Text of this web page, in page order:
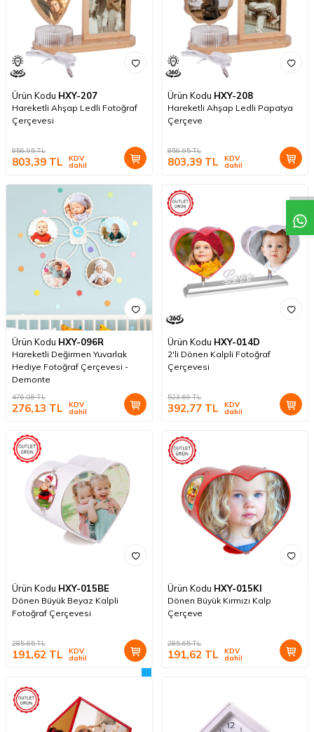
Ürün Kodu HXY-207
Hareketli Ahşap Ledli Fotoğraf
Çerçevesi
856,95TL
803,39 TL KDV
dahil
Ürün Kodu HXY-208
Hareketli Ahşap Ledli Papatya
Çerçeve
856,95TL
803,39 TL KDV
dahil
Ürün Kodu HXY-096R
Hareketli Değirmen Yuvarlak
Hediye Fotoğraf Çerçevesi -
Demonte
476,08TL
276,13 TL KDV
dahil
Ürün Kodu HXY-014D
2'li Dönen Kalpli Fotoğraf
Çerçevesi
523,69TL
392,77 TL KDV
dahil
Ürün Kodu HXY-015BE
Dönen Büyük Beyaz Kalpli
Fotoğraf Çerçevesi
285,65TL
191,62 TL KDV
dahil
Ürün Kodu HXY-015KI
Dönen Büyük Kırmızı Kalp
Çerçeve
285,65TL
191,62 TL KDV
dahil